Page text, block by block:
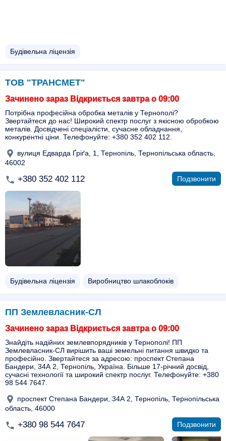
Будівельна ліцензія
ТОВ "ТРАНСМЕТ"
Зачинено зараз Відкриється завтра о 09:00
Потрібна професійна обробка металів у Тернополі?
Звертайтеся до нас! Широкий спектр послуг з якісною обробкою
металів. Досвідчені спеціалісти, сучасне обладнання,
конкурентні ціни. Телефонуйте: +380 352 402 112.
вулиця Едварда Ґріґа, 1, Тернопіль, Тернопільська область,
46002
+380 352 402 112 Подзвонити
Будівельна ліцензія Виробництво шлакоблоків
ПП Землевласник-СЛ
Зачинено зараз Відкриється завтра о 09:00
Знайдіть надійних землевпорядників у Тернополі! ПП
Землевласник-СЛ вирішить ваші земельні питання швидко та
професійно. Звертайтеся за адресою: проспект Степана
Бандери, 34А 2, Тернопіль, Україна. Більше 17-річний досвід,
сучасні технології та широкий спектр послуг. Телефонуйте: +380
98 544 7647.
проспект Степана Бандери, 34А 2, Тернопіль, Тернопільська
область, 46000
+380 98 544 7647 Подзвонити